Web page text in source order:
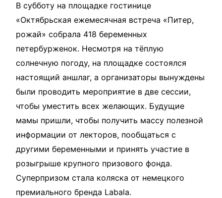
В субботу на площадке гостинице
«Октябрьская ежемесячная встреча «Питер,
рожай» собрала 418 беременных
петербурженок. Несмотря на тёплую
солнечную погоду, на площадке состоялся
настоящий аншлаг, а организаторы вынуждены
были проводить мероприятие в две сессии,
чтобы уместить всех желающих. Будущие
мамы пришли, чтобы получить массу полезной
информации от лекторов, пообщаться с
другими беременными и принять участие в
розыгрыше крупного призового фонда.
Суперпризом стала коляска от немецкого
премиального бренда Labala.